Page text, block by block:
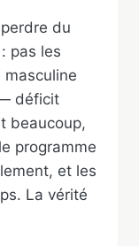
du
pas les
déficit
beaucoup,
programme
et les
La vérité